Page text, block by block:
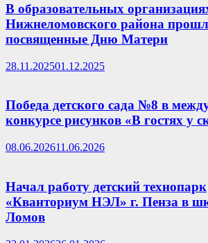
В образовательных
Нижнеломовского района
посвященные Дню Матери
28.11.202501.12.2025
Победа детского сада №8 в
конкурсе рисунков «В гостях у
08.06.202611.06.2026
Начал работу детский технопарк
«Кванториум НЭЛ» г. Пенза в
Ломов